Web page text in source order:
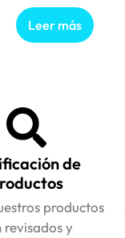
Leer más
de
productos
revisados y